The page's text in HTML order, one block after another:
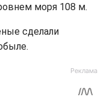
моря 108 м.
сделали